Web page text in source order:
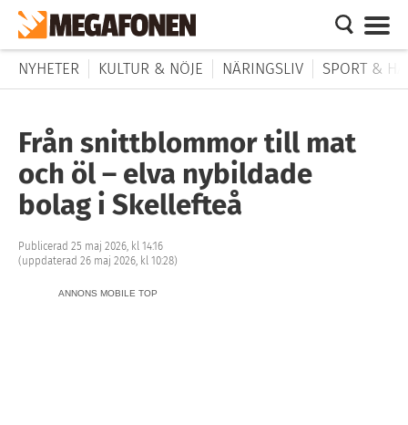
NYHETER KULTUR & NÖJE NÄRINGSLIV SPORT &
Från snittblommor till mat
och öl – elva nybildade
bolag i Skellefteå
Publicerad 25 maj 2026, kl 14:16
(uppdaterad 26 maj 2026, kl 10:28)
ANNONS MOBILE TOP